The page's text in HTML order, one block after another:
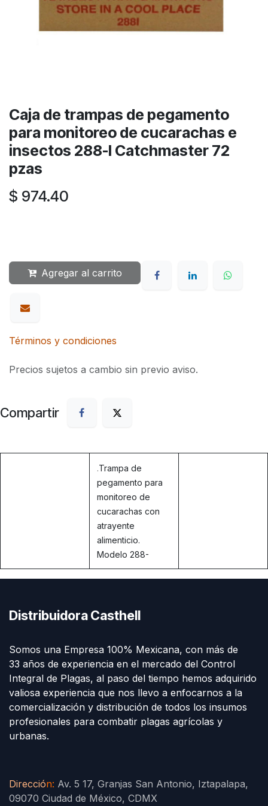
Caja de trampas de pegamento
para monitoreo de cucarachas e
insectos 288-I Catchmaster 72
pzas
$ 974.40
Agregar al carrito
Términos y condiciones
Precios sujetos a cambio sin previo aviso.
Compartir
.Trampa de
pegamento para
monitoreo de
cucarachas con
atrayente
alimenticio.
Modelo 288-
Distribuidora Casthell
Somos una Empresa 100% Mexicana, con más de
33 años de experiencia en el mercado del Control
Integral de Plagas, al paso del tiempo hemos adquirido
valiosa experiencia que nos llevo a enfocarnos a la
comercialización y distribución de todos los insumos
profesionales para combatir plagas agrícolas y
urbanas.
Dirección: Av. 5 17, Granjas San Antonio, Iztapalapa,
09070 Ciudad de México, CDMX